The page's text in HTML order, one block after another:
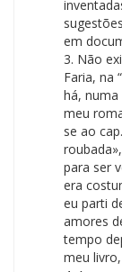
em
3. Não
Faria, na
há, numa
meu
se ao
para ser
era
eu parti
amores
tempo
meu